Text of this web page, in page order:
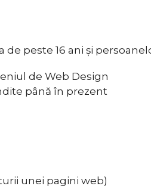
de peste 16 ani și
de Web Design
până în prezent
unei pagini web)